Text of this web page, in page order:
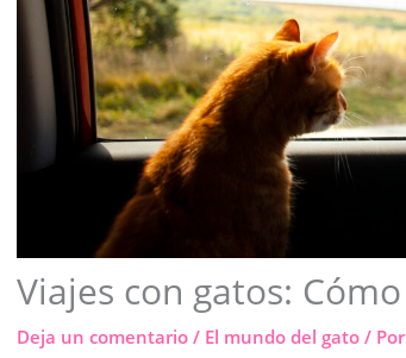
Viajes con gatos:
Deja un comentario / El mundo del gato / Por